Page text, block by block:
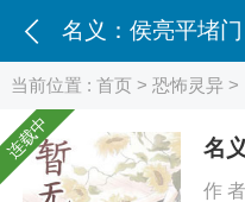
当前位置 :首页 >恐怖灵异 >
连载中
作 者